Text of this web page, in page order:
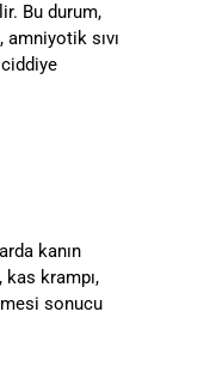
Bu durum,
sıvı
kanın
krampı,
sonucu